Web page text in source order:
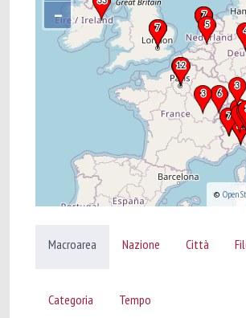
–
©
Macroarea Nazione Città
Categoria Tempo